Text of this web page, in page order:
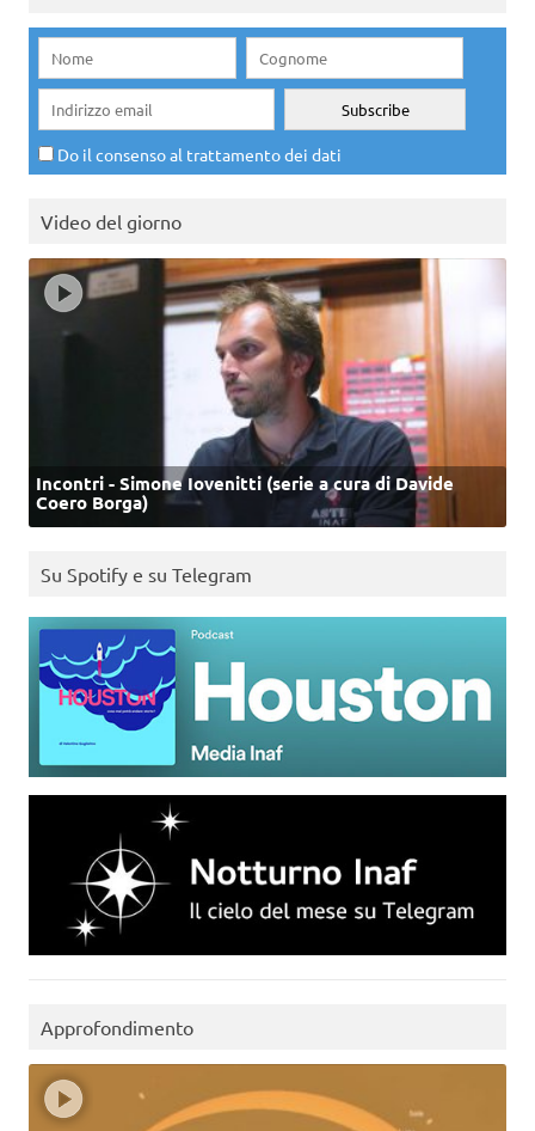
Do il consenso al trattamento dei dati
Video del giorno
Incontri - Simone Iovenitti (serie a cura di Davide
Coero Borga)
Su Spotify e su Telegram
Approfondimento